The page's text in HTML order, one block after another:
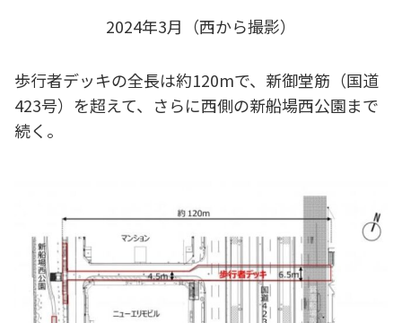
2024年3月（西から撮影）
歩行者デッキの全長は約120mで、新御堂筋（国道
423号）を超えて、さらに西側の新船場西公園まで
続く。